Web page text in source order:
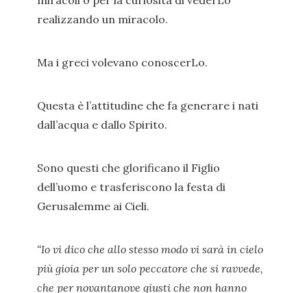
realizzando un miracolo.
Ma i greci volevano conoscerLo.
Questa è l’attitudine che fa generare i nati
dall’acqua e dallo Spirito.
Sono questi che glorificano il Figlio
dell’uomo e trasferiscono la festa di
Gerusalemme ai Cieli.
“Io vi dico che allo stesso modo vi sarà in cielo
più gioia per un solo peccatore che si ravvede,
che per novantanove giusti che non hanno